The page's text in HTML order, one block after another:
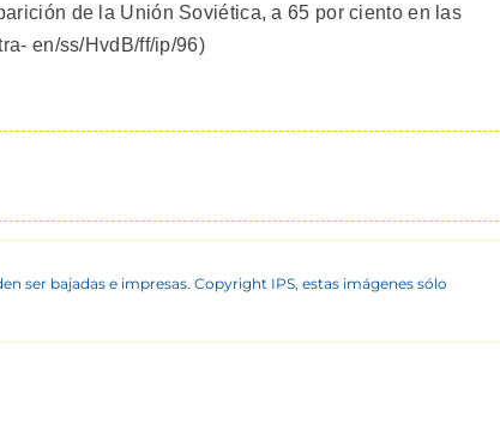
de la Unión Soviética, a 65 por ciento en las
en/ss/HvdB/ff/ip/96)
ser bajadas e impresas. Copyright IPS, estas imágenes sólo